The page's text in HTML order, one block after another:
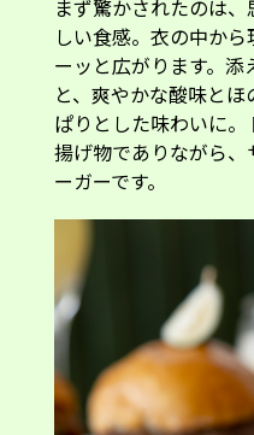
ーッと広がります。
と、爽やかな酸味と
ぱりとした味わいに
揚げ物でありながら
ーガーです。